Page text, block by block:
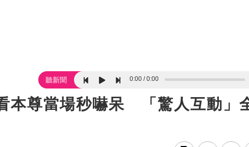
聽新聞 0:00 0:00
本尊當場秒嚇呆 「驚人互動」